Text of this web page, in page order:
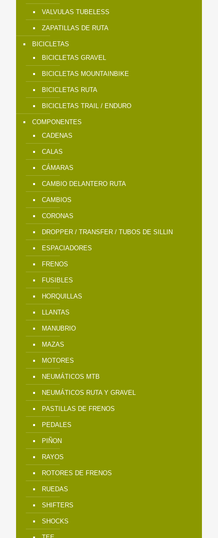
VALVULAS TUBELESS
ZAPATILLAS DE RUTA
BICICLETAS
BICICLETAS GRAVEL
BICICLETAS MOUNTAINBIKE
BICICLETAS RUTA
BICICLETAS TRAIL / ENDURO
COMPONENTES
CADENAS
CALAS
CÁMARAS
CAMBIO DELANTERO RUTA
CAMBIOS
CORONAS
DROPPER / TRANSFER / TUBOS DE SILLIN
ESPACIADORES
FRENOS
FUSIBLES
HORQUILLAS
LLANTAS
MANUBRIO
MAZAS
MOTORES
NEUMÁTICOS MTB
NEUMÁTICOS RUTA Y GRAVEL
PASTILLAS DE FRENOS
PEDALES
PIÑON
RAYOS
ROTORES DE FRENOS
RUEDAS
SHIFTERS
SHOCKS